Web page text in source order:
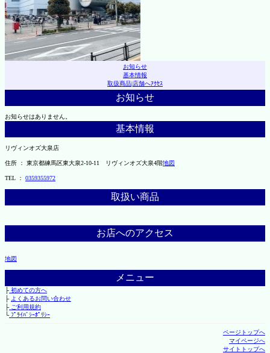
お知らせ
基本情報
取扱商品|店舗へｱｸｾｽ
お知らせ
お知らせはありません。
基本情報
リヴィンオズ大泉店
住所 ： 東京都練馬区東大泉2-10-11 リヴィンオズ大泉4階地図
TEL ： 0359355972
取扱い商品
お店へのアクセス
地図
メニュー
├初めての方へ
├ よくあるお問い合わせ
├ご利用規約
└ﾌﾟﾗｲﾊﾞｼｰﾎﾟﾘｼｰ
ページトップへ
マイページへ
サイトトップへ